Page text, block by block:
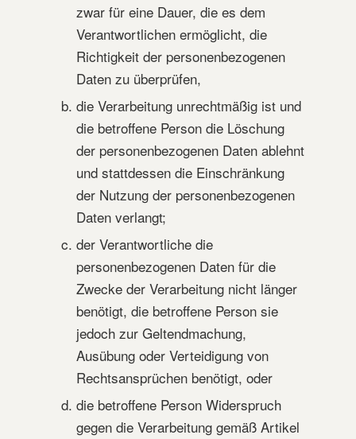
zwar für eine Dauer, die es dem
Verantwortlichen ermöglicht, die
Richtigkeit der personenbezogenen
Daten zu überprüfen,
die Verarbeitung unrechtmäßig ist und
die betroffene Person die Löschung
der personenbezogenen Daten ablehnt
und stattdessen die Einschränkung
der Nutzung der personenbezogenen
Daten verlangt;
der Verantwortliche die
personenbezogenen Daten für die
Zwecke der Verarbeitung nicht länger
benötigt, die betroffene Person sie
jedoch zur Geltendmachung,
Ausübung oder Verteidigung von
Rechtsansprüchen benötigt, oder
die betroffene Person Widerspruch
gegen die Verarbeitung gemäß Artikel